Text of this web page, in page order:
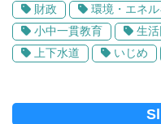
財政
環境・エネ
小中一貫教育
生
上下水道
いじめ